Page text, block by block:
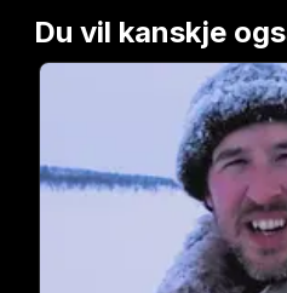
gjennomslagsføre gjør
strabasiøs enn planlagt.
Du vil kanskje